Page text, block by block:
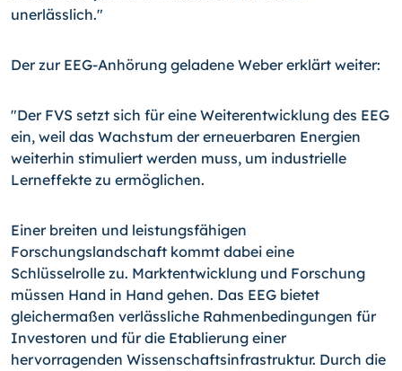
unerlässlich."
Der zur EEG-Anhörung geladene Weber erklärt weiter:
"Der FVS setzt sich für eine Weiterentwicklung des EEG
ein, weil das Wachstum der erneuerbaren Energien
weiterhin stimuliert werden muss, um industrielle
Lerneffekte zu ermöglichen.
Einer breiten und leistungsfähigen
Forschungslandschaft kommt dabei eine
Schlüsselrolle zu. Marktentwicklung und Forschung
müssen Hand in Hand gehen. Das EEG bietet
gleichermaßen verlässliche Rahmenbedingungen für
Investoren und für die Etablierung einer
hervorragenden Wissenschaftsinfrastruktur. Durch die